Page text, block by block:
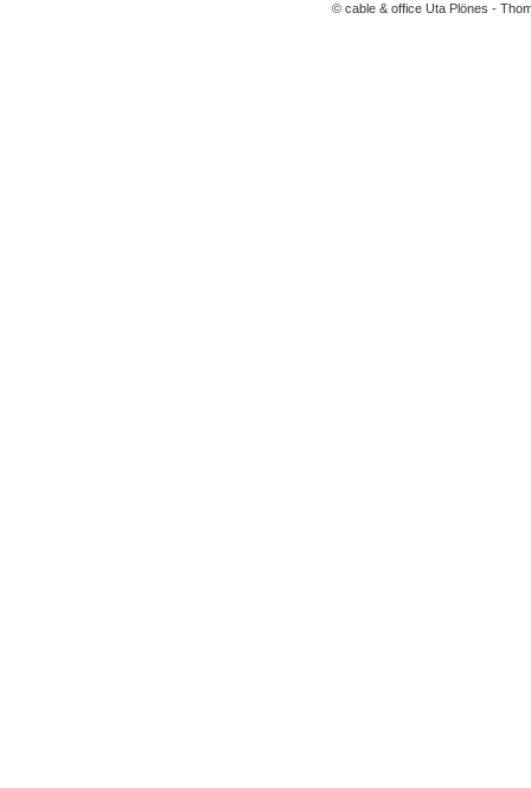
© cable & office Uta Plönes -